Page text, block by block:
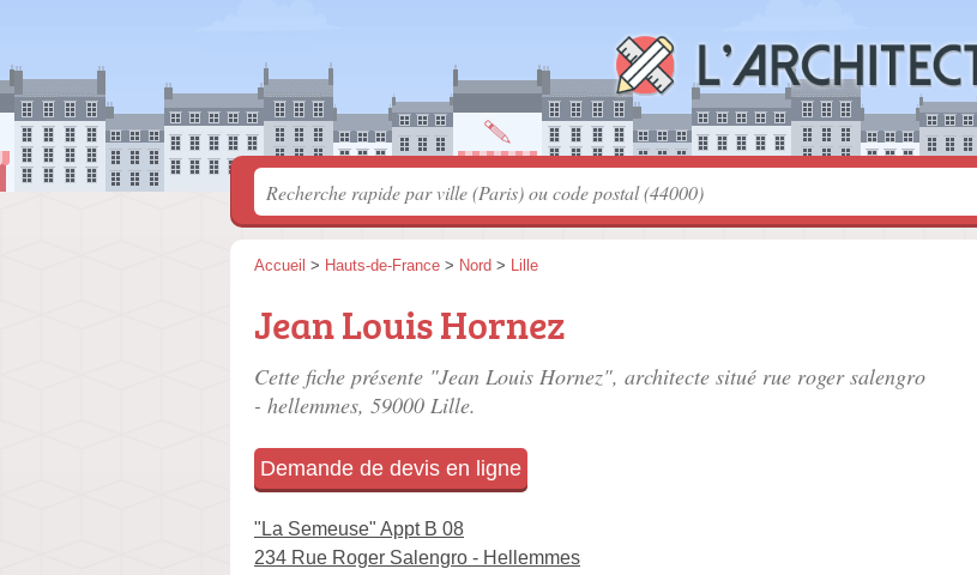
Accueil > Hauts-de-France > Nord > Lille
Jean Louis Hornez
Cette fiche présente "Jean Louis Hornez", architecte situé rue roger salengro
- hellemmes, 59000 Lille.
Demande de devis en ligne
"La Semeuse" Appt B 08
234 Rue Roger Salengro - Hellemmes